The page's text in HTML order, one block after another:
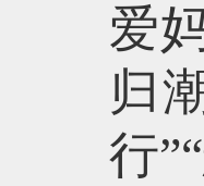
爱
归
行